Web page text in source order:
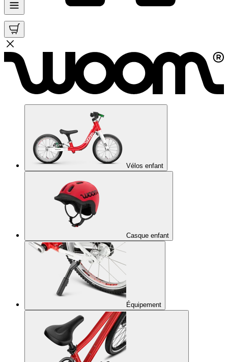
Vélos enfant
Casque enfant
Équipement